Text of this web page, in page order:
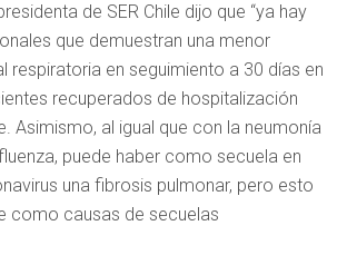
de SER Chile dijo que “ya hay
que demuestran una menor
respiratoria en seguimiento a 30 días en
recuperados de hospitalización
Asimismo, al igual que con la neumonía
puede haber como secuela en
una fibrosis pulmonar, pero esto
como causas de secuelas